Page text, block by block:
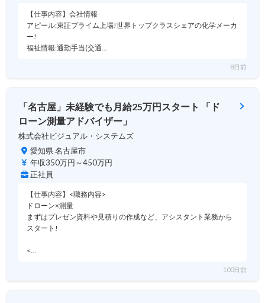
【仕事内容】会社情報
アピール:東証プライム上場!世界トップクラスシェアの化学メーカ
ー!
福祉情報:通勤手当(交通…
8日前
「名古屋」未経験でも月給25万円スタート 「ド
ローン測量アドバイザー」
株式会社ビジュアル・システムズ
愛知県 名古屋市
年収350万円～450万円
正社員
【仕事内容】<職務内容>
ドローン×測量
まずはプレゼン資料や見積りの作成など、アシスタント業務から
スタート!
<…
100日前